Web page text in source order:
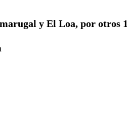
y El Loa, por otros